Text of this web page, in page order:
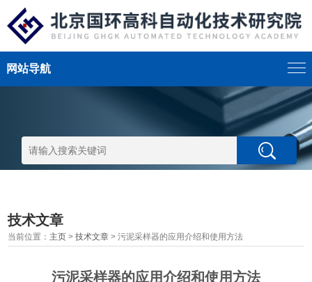
网站导航
技术文章
当前位置： 主页 >技术文章 > 污泥采样器的应用介绍和使用方法
污泥采样器的应用介绍和使用方法